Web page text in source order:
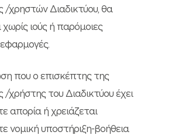
/χρηστών Διαδικτύου, θα
ιούς ή παρόμοιες
που ο επισκέπτης της
/χρήστης του Διαδικτύου έχει
απορία ή χρειάζεται
νομική υποστήριξη-βοήθεια